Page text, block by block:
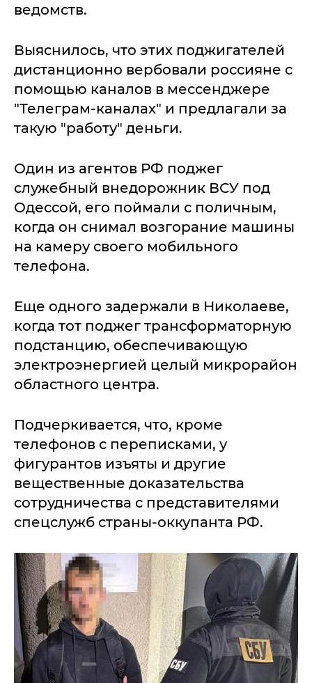
ведомств.
Выяснилось, что этих поджигателей
дистанционно вербовали россияне с
помощью каналов в мессенджере
"Телеграм-каналах" и предлагали за
такую "работу" деньги.
Один из агентов РФ поджег
служебный внедорожник ВСУ под
Одессой, его поймали с поличным,
когда он снимал возгорание машины
на камеру своего мобильного
телефона.
Еще одного задержали в Николаеве,
когда тот поджег трансформаторную
подстанцию, обеспечивающую
электроэнергией целый микрорайон
областного центра.
Подчеркивается, что, кроме
телефонов с переписками, у
фигурантов изъяты и другие
вещественные доказательства
сотрудничества с представителями
спецслужб страны-оккупанта РФ.